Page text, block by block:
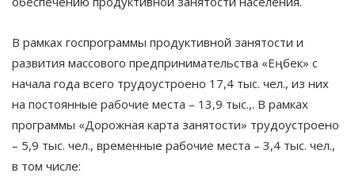
В рамках госпрограммы продуктивной занятости и
развития массового предпринимательства «Еңбек» с
начала года всего трудоустроено 17,4 тыс. чел., из них
на постоянные рабочие места – 13,9 тыс.,. В рамках
программы «Дорожная карта занятости» трудоустроено
– 5,9 тыс. чел., временные рабочие места – 3,4 тыс. чел.,
в том числе: